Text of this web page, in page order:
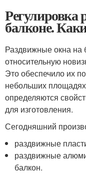
Регулировка
балконе.
Раздвижные окна на
относительную
Это обеспечило их
небольших
определяются
для изготовления.
Сегодняшний
раздвижные
раздвижные
балкон.